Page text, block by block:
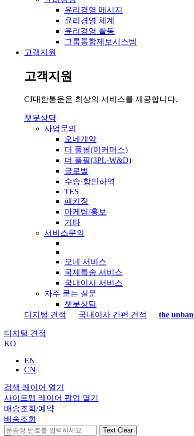
윤리경영 메시지
윤리경영 체계
윤리경영 활동
그룹통합제보시스템
고객지원
고객지원
CJ대한통운은 최상의 서비스를 제공합니다.
챗봇상담
사업문의
오네계약
더 풀필(이커머스)
더 풀필(3PL·W&D)
글로벌
수송·항만하역
TES
패키징
마케팅/홍보
기타
서비스문의
오네 서비스
국제특송 서비스
국내이사 서비스
자주 묻는 질문
챗봇상담
디지털 견적
국내이사 간편 견적 the unban
디지털 견적
KO
EN
CN
검색 레이어 열기
사이트맵 레이어 팝업 열기
배송조회/예약
배송조회
Text Clear